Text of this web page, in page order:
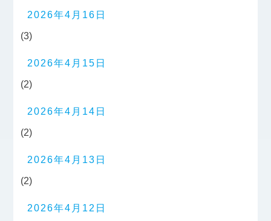
2026年4月16日
(3)
2026年4月15日
(2)
2026年4月14日
(2)
2026年4月13日
(2)
2026年4月12日